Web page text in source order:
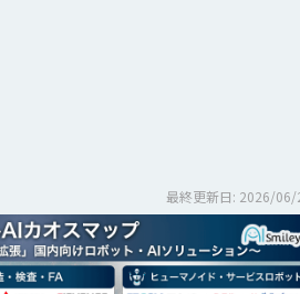
最終更新日: 2026/06/